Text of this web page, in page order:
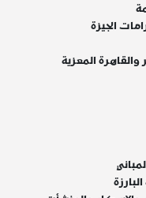
الجيزة
والقاهرة المعزية